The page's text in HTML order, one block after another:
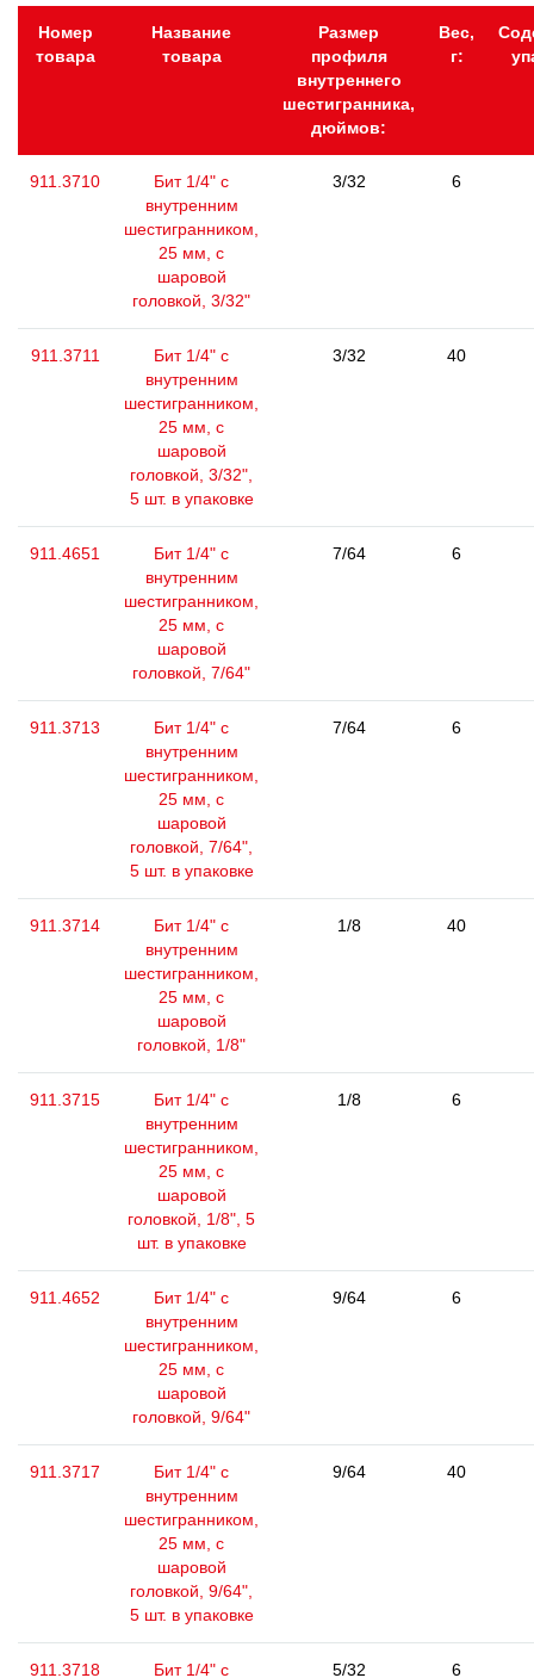
Номер
товара
Название
товара
Размер
профиля
внутреннего
шестигранника,
дюймов:
Вес,
г:
911.3710
Бит 1/4" с
внутренним
шестигранником,
25 мм, с
шаровой
головкой, 3/32"
3/32 6
911.3711
Бит 1/4" с
внутренним
шестигранником,
25 мм, с
шаровой
головкой, 3/32",
5 шт. в упаковке
3/32 40
911.4651
Бит 1/4" с
внутренним
шестигранником,
25 мм, с
шаровой
головкой, 7/64"
7/64 6
911.3713
Бит 1/4" с
внутренним
шестигранником,
25 мм, с
шаровой
головкой, 7/64",
5 шт. в упаковке
7/64 6
911.3714
Бит 1/4" с
внутренним
шестигранником,
25 мм, с
шаровой
головкой, 1/8"
1/8 40
911.3715
Бит 1/4" с
внутренним
шестигранником,
25 мм, с
шаровой
головкой, 1/8", 5
шт. в упаковке
1/8 6
911.4652
Бит 1/4" с
внутренним
шестигранником,
25 мм, с
шаровой
головкой, 9/64"
9/64 6
911.3717
Бит 1/4" с
внутренним
шестигранником,
25 мм, с
шаровой
головкой, 9/64",
5 шт. в упаковке
9/64 40
911.3718
Бит 1/4" с
5/32 6